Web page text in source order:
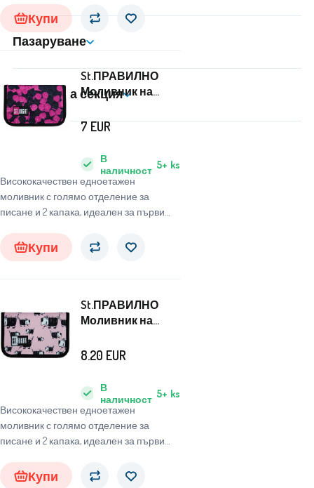
Купи
St.ПРАВИЛНО
Моливник на
Плодове
Висококачествен едноетажен
моливник с голямо отделение за
писане и 2 капака, идеален за първи
В
наличност 5+ ks
7EUR
Купи
St.ПРАВИЛНО
Моливник на
Висококачествен едноетажен
моливник с голямо отделение за
писане и 2 капака, идеален за първи
В
наличност 5+ ks
8.20 EUR
Купи
Пазаруване
Клиентска секция